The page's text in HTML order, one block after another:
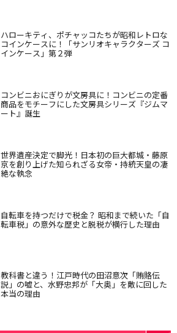
ハローキティ、ポチャッコたちが昭和レトロな
コインケースに！「サンリオキャラクターズ コ
インケース」第２弾
コンビニおにぎりが文房具に！コンビニの定番
商品をモチーフにした文房具シリーズ『ジムマ
ート』誕生
世界遺産決定で脚光！日本初の巨大都城・藤原
京を創り上げた知られざる女帝・持統天皇の凄
絶な執念
自転車を持つだけで税金？ 昭和まで続いた「自
転車税」の意外な歴史と脱税が横行した理由
教科書と違う！江戸時代の田沼意次「賄賂伝
説」の嘘と、水野忠邦が「大奥」を敵に回した
本当の理由